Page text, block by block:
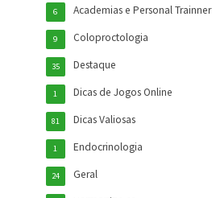
Academias e Personal Trainner
6
Coloproctologia
9
Destaque
35
Dicas de Jogos Online
1
Dicas Valiosas
81
Endocrinologia
1
Geral
24